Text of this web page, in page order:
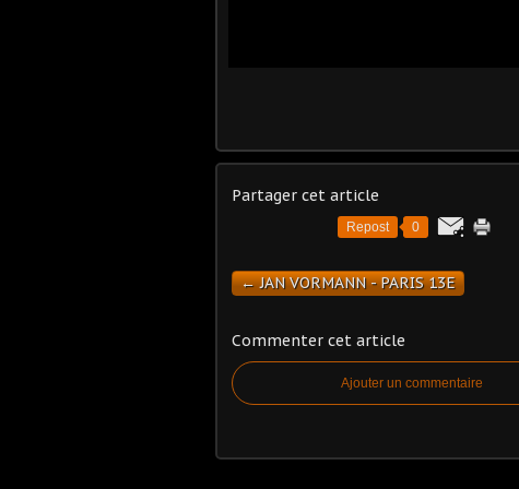
Partager cet article
Repost 0
← JAN VORMANN - PARIS 13E
Commenter cet article
Ajouter un commentaire